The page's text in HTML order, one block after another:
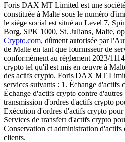
Foris DAX MT Limited est une
constituée à Malte sous le numéro
le siège social est situé au Level 7,
Borg, SPK 1000, St. Julians, Malte,
Crypto.com, dûment autorisée par
de Malte en tant que fournisseur de
conformément au règlement 2023/
crypto tel qu'il est mis en œuvre à
des actifs crypto. Foris DAX MT
services suivants : 1. Échange d'actifs
Échange d'actifs crypto contre
transmission d'ordres d'actifs crypto
Exécution d'ordres d'actifs crypto pour
Services de transfert d'actifs crypto
Conservation et administration d'actifs
clients.